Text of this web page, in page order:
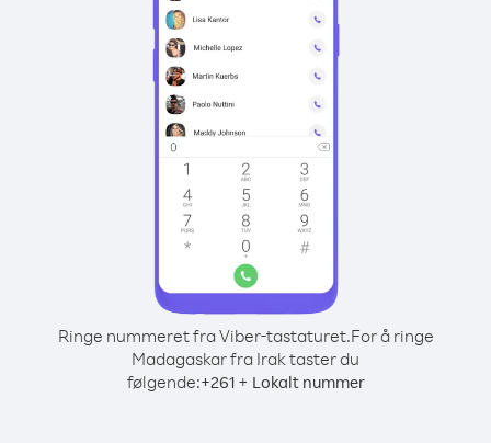
Ringe nummeret fra Viber-tastaturet.For å ringe
Madagaskar fra Irak taster du
følgende:+261+ Lokalt nummer